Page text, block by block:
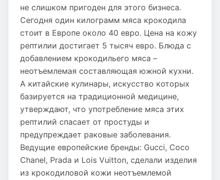
не слишком пригоден для этого бизнеса.
Сегодня один килограмм мяса крокодила
стоит в Европе около 40 евро. Цена на кожу
рептилии достигает 5 тысяч евро. Блюда с
добавлением крокодильего мяса –
неотъемлемая составляющая южной кухни.
А китайские кулинары, искусство которых
базируется на традиционной медицине,
утверждают, что употребление мяса этих
рептилий спасает от простуды и
предупреждает раковые заболевания.
Ведущие европейские бренды: Gucci, Coco
Chanel, Prada и Lois Vuitton, сделали изделия
из крокодиловой кожи неотъемлемой